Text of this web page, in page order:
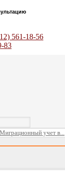
561-18-56
83
Миграционный учет в...